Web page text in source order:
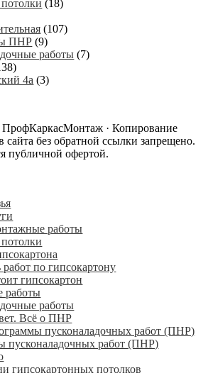
(18)
(107)
ПНР (9)
работы (7)
4а (3)
· Копирование
сайта без обратной ссылки запрещено.
публичной офертой.
работы
по гипсокартону
гипсокартон
работы
работы
Всё о ПНР
пусконаладочных работ (ПНР)
пусконаладочных работ (ПНР)
гипсокартонных потолков